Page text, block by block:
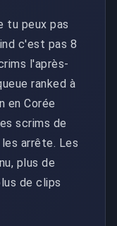
tu peux pas
c'est pas 8
l'après-
ranked à
en Corée
scrims de
les arrête. Les
plus de
de clips